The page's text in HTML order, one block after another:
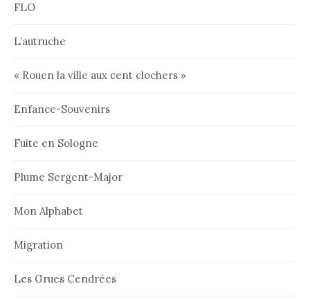
FLO
L’autruche
« Rouen la ville aux cent clochers »
Enfance-Souvenirs
Fuite en Sologne
Plume Sergent-Major
Mon Alphabet
Migration
Les Grues Cendrées